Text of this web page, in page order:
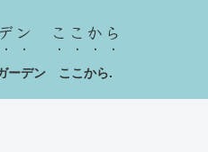
ン ここから
ーデン ここから.